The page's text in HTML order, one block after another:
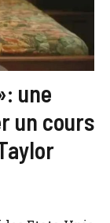
une
un cours